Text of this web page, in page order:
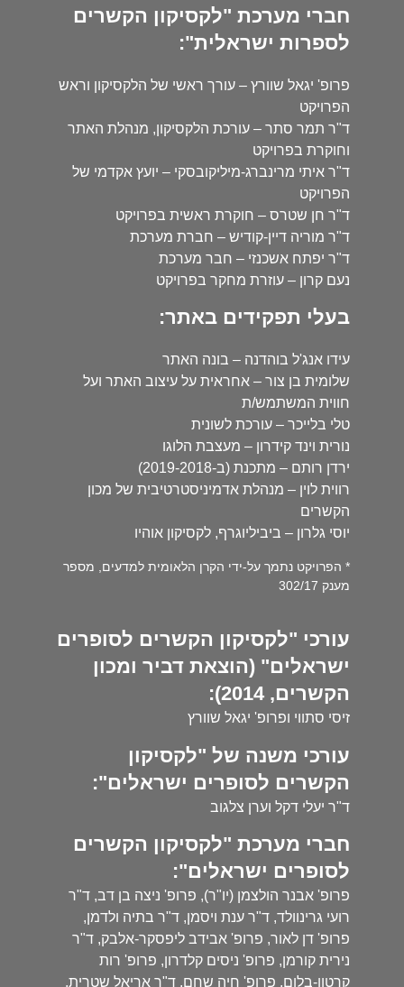
חברי מערכת "לקסיקון הקשרים
לספרות ישראלית":
פרופ' יגאל שוורץ – עורך ראשי של הלקסיקון וראש
הפרויקט
ד"ר תמר סתר – עורכת הלקסיקון, מנהלת האתר
וחוקרת בפרויקט
ד"ר איתי מרינברג-מיליקובסקי – יועץ אקדמי של
הפרויקט
ד"ר חן שטרס – חוקרת ראשית בפרויקט
ד"ר מוריה דיין-קודיש – חברת מערכת
ד"ר יפתח אשכנזי – חבר מערכת
נעם קרון – עוזרת מחקר בפרויקט
בעלי תפקידים באתר:
עידו אנג'ל בוהדנה – בונה האתר
שלומית בן צור – אחראית על עיצוב האתר ועל
חווית המשתמש/ת
טלי בלייכר – עורכת לשונית
נורית וינד קידרון – מעצבת הלוגו
ירדן רותם – מתכנת (ב-2019-2018)
רווית לוין – מנהלת אדמיניסטרטיבית של מכון
הקשרים
יוסי גלרון – ביביליוגרף, לקסיקון אוהיו
* הפרויקט נתמך על-ידי הקרן הלאומית למדעים, מספר
מענק 302/17
עורכי "לקסיקון הקשרים לסופרים
ישראלים" (הוצאת דביר ומכון
הקשרים, 2014):
זיסי סתווי ופרופ' יגאל שוורץ
עורכי משנה של "לקסיקון
הקשרים לסופרים ישראלים":
ד"ר יעלי דקל וערן צלגוב
חברי מערכת "לקסיקון הקשרים
לסופרים ישראלים":
פרופ' אבנר הולצמן (יו"ר), פרופ' ניצה בן דב, ד"ר
רועי גרינוולד, ד"ר ענת ויסמן, ד"ר בתיה ולדמן,
פרופ' דן לאור, פרופ' אבידב ליפסקר-אלבק, ד"ר
נירית קורמן, פרופ' ניסים קלדרון, פרופ' רות
קרטון-בלום, פרופ' חיה שחם, ד"ר אריאל שטרית,